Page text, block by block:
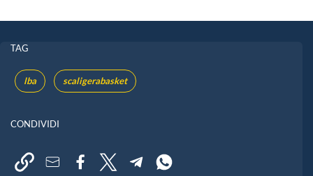
TAG
lba scaligerabasket
CONDIVIDI